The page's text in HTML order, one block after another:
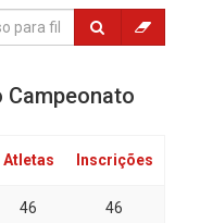
Campeonato
Atletas Inscrições
46 46